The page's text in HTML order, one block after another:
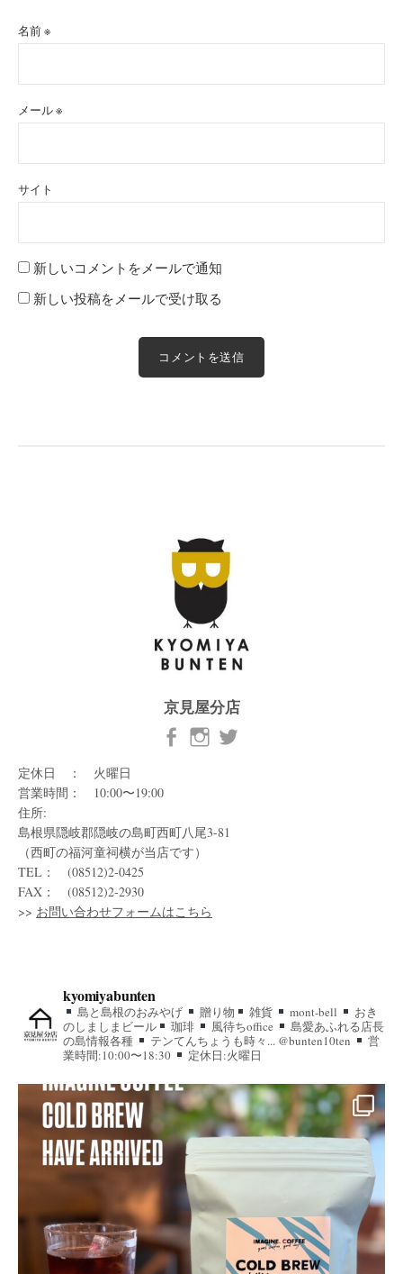
名前※
メール※
サイト
新しいコメントをメールで通知
新しい投稿をメールで受け取る
京見屋分店
定休日 ： 火曜日
営業時間： 10:00〜19:00
住所:
島根県隠岐郡隠岐の島町西町八尾3-81
（西町の福河童祠横が当店です）
TEL： (08512)2-0425
FAX： (08512)2-2930
>> お問い合わせフォームはこちら
kyomiyabunten
島と島根のおみやげ 贈り物 雑貨 mont-bell
おき
のしましまビール
珈琲 風待ちoffice
島愛あふれる店長
の島情報各種
テンてんちょうも時々... @bunten10ten
営
業時間:10:00〜18:30
定休日:火曜日